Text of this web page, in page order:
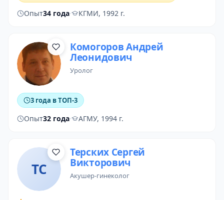
Опыт34 года· КГМИ, 1992 г.
Комогоров Андрей
Леонидович
уролог
3 года в ТОП-3
Опыт32 года· АГМУ, 1994 г.
ТС
Терских Сергей
Викторович
акушер-гинеколог